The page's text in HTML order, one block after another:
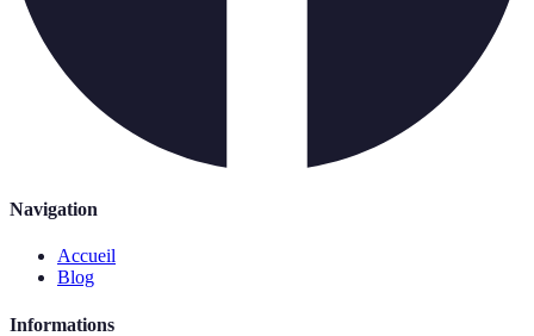
Navigation
Accueil
Blog
Informations